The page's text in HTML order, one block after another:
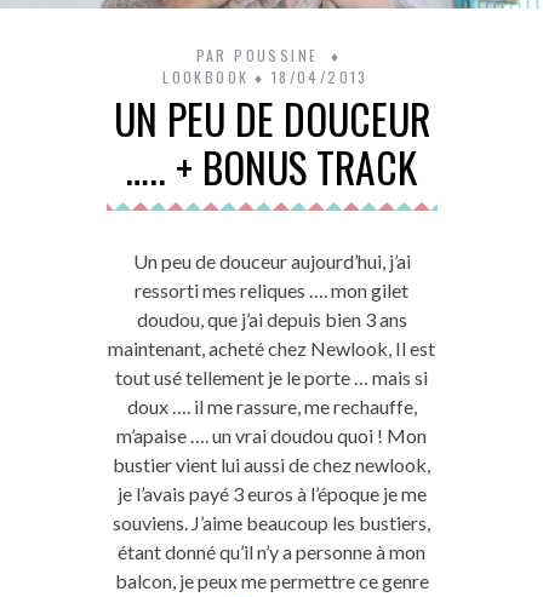
PAR POUSSINE
LOOKBOOK
18/04/2013
UN PEU DE DOUCEUR
….. + BONUS TRACK
Un peu de douceur aujourd’hui, j’ai
ressorti mes reliques …. mon gilet
doudou, que j’ai depuis bien 3 ans
maintenant, acheté chez Newlook, Il est
tout usé tellement je le porte … mais si
doux …. il me rassure, me rechauffe,
m’apaise …. un vrai doudou quoi ! Mon
bustier vient lui aussi de chez newlook,
je l’avais payé 3 euros à l’époque je me
souviens. J’aime beaucoup les bustiers,
étant donné qu’il n’y a personne à mon
balcon, je peux me permettre ce genre